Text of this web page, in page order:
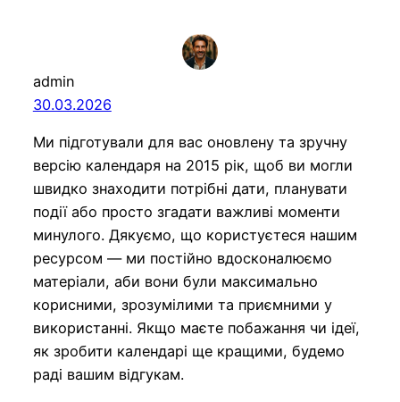
admin
30.03.2026
Ми підготували для вас оновлену та зручну
версію календаря на 2015 рік, щоб ви могли
швидко знаходити потрібні дати, планувати
події або просто згадати важливі моменти
минулого. Дякуємо, що користуєтеся нашим
ресурсом — ми постійно вдосконалюємо
матеріали, аби вони були максимально
корисними, зрозумілими та приємними у
використанні. Якщо маєте побажання чи ідеї,
як зробити календарі ще кращими, будемо
раді вашим відгукам.